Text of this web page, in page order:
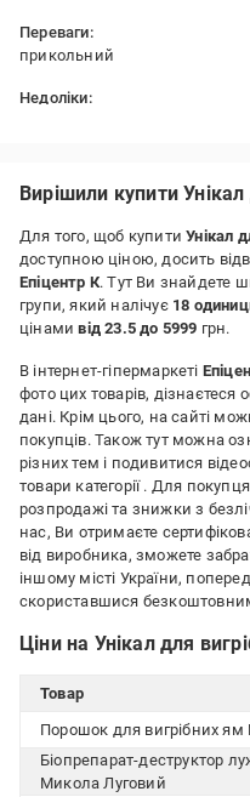
Переваги:
прикольний
Недоліки:
Вирішили купити
Для того, щоб купитиУнікал
доступною ціною, досить
Епіцентр К. Тут Ви знайдете
групи, який налічує 18
цінамивід 23.5 до 5999 грн.
В інтернет-гіпермаркеті
фото цих товарів, дізнаєтеся
дані. Крім цього, на сайті
покупців. Також тут можна
різних тем і подивитися
товари категорії . Для покупця
розпродажі та знижки з
нас, Ви отримаєте
від виробника, зможете
іншому місті України,
скориставшися
Ціни на Унікал для
Товар
Порошок для вигрібних ям
Біопрепарат-деструктор
Микола Луговий